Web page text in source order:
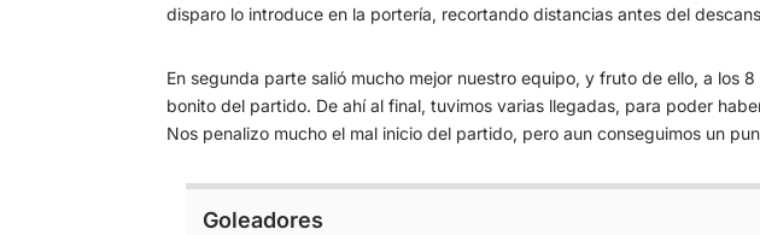
disparo lo introduce en la portería, recortando distancias antes del
En segunda parte salió mucho mejor nuestro equipo, y fruto de ello, a los
bonito del partido. De ahí al final, tuvimos varias llegadas, para poder
Nos penalizo mucho el mal inicio del partido, pero aun conseguimos un
Goleadores